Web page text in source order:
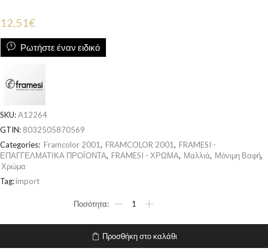
12,51€
Ρωτήστε έναν ειδικό
SKU:A12264
GTIN: 8032505870569
Categories: Framcolor 2001, FRAMCOLOR 2001, FRAMESI -
ΕΠΑΓΓΕΛΜΑΤΙΚΑ ΠΡΟΪΟΝΤΑ, FRAMESI - ΧΡΩΜΑ, Μαλλιά, Μόνιμη Βαφή,
Χρώμα
Tag:import
Προσθήκη στο καλάθι